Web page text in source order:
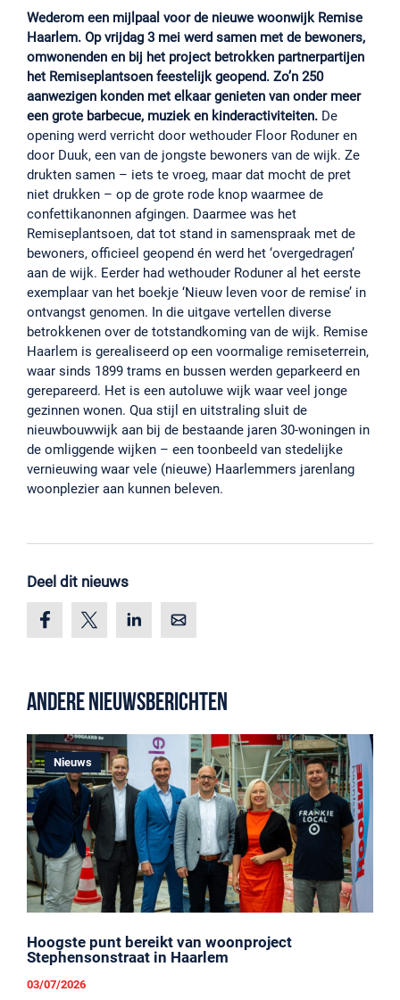
Wederom een mijlpaal voor de nieuwe woonwijk Remise
Haarlem. Op vrijdag 3 mei werd samen met de bewoners,
omwonenden en bij het project betrokken partnerpartijen
het Remiseplantsoen feestelijk geopend. Zo’n 250
aanwezigen konden met elkaar genieten van onder meer
een grote barbecue, muziek en kinderactiviteiten. De
opening werd verricht door wethouder Floor Roduner en
door Duuk, een van de jongste bewoners van de wijk. Ze
drukten samen – iets te vroeg, maar dat mocht de pret
niet drukken – op de grote rode knop waarmee de
confettikanonnen afgingen. Daarmee was het
Remiseplantsoen, dat tot stand in samenspraak met de
bewoners, officieel geopend én werd het ‘overgedragen’
aan de wijk. Eerder had wethouder Roduner al het eerste
exemplaar van het boekje ‘Nieuw leven voor de remise’ in
ontvangst genomen. In die uitgave vertellen diverse
betrokkenen over de totstandkoming van de wijk. Remise
Haarlem is gerealiseerd op een voormalige remiseterrein,
waar sinds 1899 trams en bussen werden geparkeerd en
gerepareerd. Het is een autoluwe wijk waar veel jonge
gezinnen wonen. Qua stijl en uitstraling sluit de
nieuwbouwwijk aan bij de bestaande jaren 30-woningen in
de omliggende wijken – een toonbeeld van stedelijke
vernieuwing waar vele (nieuwe) Haarlemmers jarenlang
woonplezier aan kunnen beleven.
Deel dit nieuws
Andere nieuwsberichten
Nieuws
Hoogste punt bereikt van woonproject
Stephensonstraat in Haarlem
03/07/2026